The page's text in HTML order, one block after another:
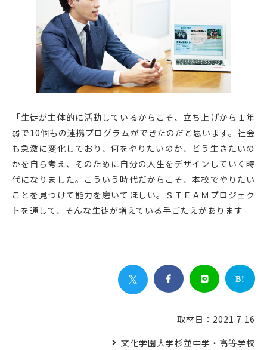
「生徒が主体的に活動しているからこそ、立ち上げから１年
弱で10個もの連携プログラムができたのだと思います。社会
も急激に変化しており、何をやりたいのか、どう生きたいの
かを自ら考え、そのために自分の人生をデザインしていく時
代になりました。こういう時代だからこそ、本校でやりたい
ことを見つけて能力を磨いてほしい。ＳＴＥＡＭプロジェク
トを通して、そんな生徒が増えている手ごたえがあります」
  B!
取材日：2021.7.16
文化学園大学杉並中学・高等学校